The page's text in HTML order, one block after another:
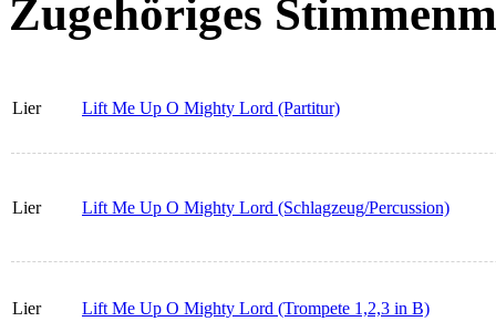
Zugehöriges
Lier Lift Me Up O Mighty Lord (Partitur)
Lier Lift Me Up O Mighty Lord (Schlagzeug/Percussion)
Lier Lift Me Up O Mighty Lord (Trompete 1,2,3 in B)